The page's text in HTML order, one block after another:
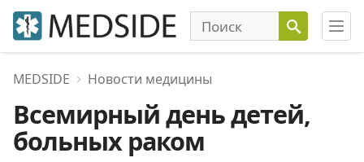
MEDSIDE Новости медицины
Всемирный день детей,
больных раком